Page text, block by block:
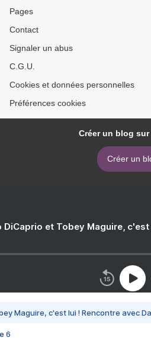
Pages
Contact
Signaler un abus
C.G.U.
Cookies et données personnelles
Préférences cookies
Créer un blog
Créer un
DiCaprio et Tobey Maguire,
Maguire, c'est lui ! Rencontre avec
6